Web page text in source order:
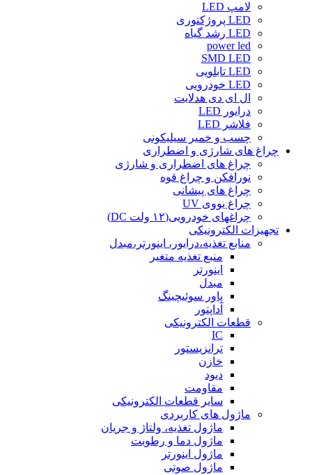
لامپ LED
LED پروژکتوری
LED رشد گیاه
power led
SMD LED
LED تابلویی
LED خودرویی
ال ای دی هدلایت
درایور LED
فلاشر LED
چسب و خمیر سیلیکونی
چراغ های شارژی و اضطراری
چراغ های اضطراری و شارژی
نورافکن و چراغ قوه
چراغ های پیشانی
چراغ یووی UV
چراغهای خودرویی(۱۲ ولت DC)
تجهیزات الکترونیکی
منابع تغذیه،درایور، اینورتر،مبدل
منبع تغذیه متغیر
اینورتر
مبدل
پاور سوئیچینگ
آداپتور
قطعات الکترونیکی
IC
ترانزیستور
خازن
دیود
مقاومت
سایر قطعات الکترونیکی
ماژول های کاربردی
ماژول تغذیه، ولتاژ و جریان
ماژول دما و رطوبت
ماژول اینورتر
ماژول صوتی